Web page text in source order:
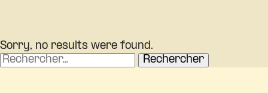
Sorry, no results were found.
Rechercher :